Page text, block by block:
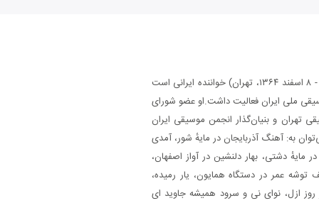
غلامحسین بنان، (اردیبهشت ۱۲۹۰، تهران - ۸ اسفند ۱۳۶۴، تهران) خواننده ایرانی است
دهه ۵۰ در زمینه موسیقی ملی ایران فعالیت داشت.او عضو شورای
تهران و بنیان‌گذار انجمن موسیقی ایران
به: آهنگ آذربایجان در مایهٔ شور، آمدی
مایهٔ دشتی، بهار دلنشین در آواز اصفهان،
عمر در دستگاه همایون، یار رمیده،
ازل، نوای نی و سرود همیشه جاوید ای